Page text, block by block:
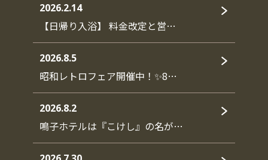
2026.2.14
【日帰り入浴】 料金改定と営…
2026.8.5
昭和レトロフェア開催中！✨8…
2026.8.2
鳴子ホテルは『こけし』の名が…